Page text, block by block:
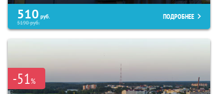
510 руб.
5190руб.
ПОДРОБНЕЕ
-51%